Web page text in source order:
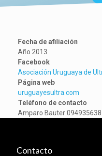
Fecha de afiliación
Año 2013
Facebook
Asociación Uruguaya de
Página web
uruguayesultra.com
Teléfono de contacto
Amparo Bauter
Contacto